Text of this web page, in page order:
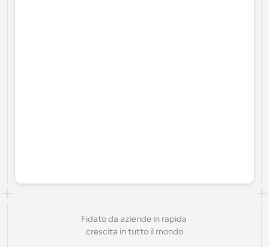
Fidato da aziende in rapida
crescita in tutto il mondo